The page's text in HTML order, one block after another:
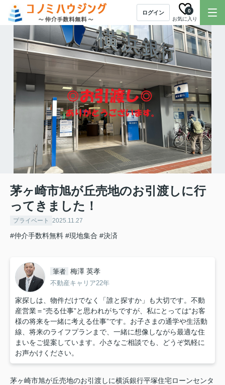
ログイン
お気に入り
0
茅ヶ崎市旭が丘売地のお引渡しに行
ってきました！
プライベート 2025.11.27
#仲介手数料無料 #現地集合 #決済
筆者 梅澤 英孝
不動産キャリア22年
家探しは、物件だけでなく「誰と探すか」も大切です。不動
産営業＝“売る仕事”と思われがちですが、私にとっては“お客
様の将来を一緒に考える仕事”です。お子さまの通学や生活動
線、将来のライフプランまで、一緒に想像しながら最適な住
まいをご提案しています。小さなご相談でも、どうぞ気軽に
お声かけください。
茅ヶ崎市旭が丘売地のお引渡しに横浜銀行平塚住宅ローンセンタ